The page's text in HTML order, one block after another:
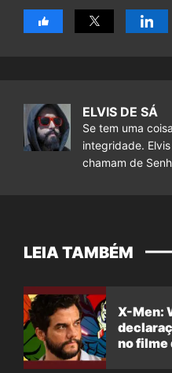
ELVIS DE SÁ
Se tem uma
integridade.
chamam de
LEIA TAMBÉM
X-Men:
no filme